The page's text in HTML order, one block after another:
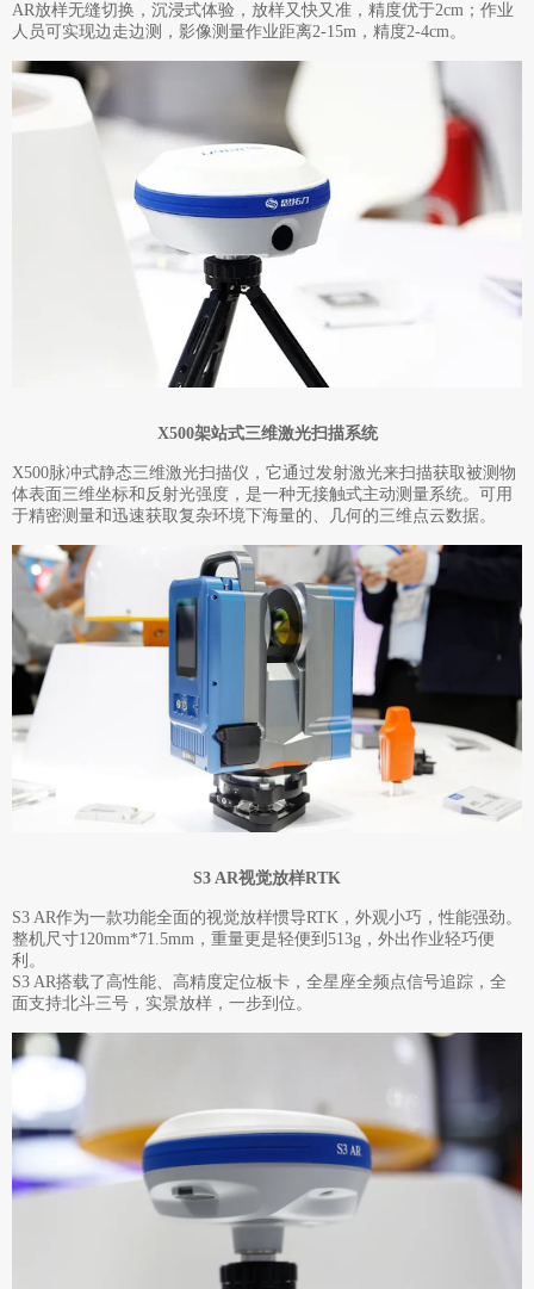
AR放样无缝切换，沉浸式体验，放样又快又准，精度优于2cm；作业
人员可实现边走边测，影像测量作业距离2-15m，精度2-4cm。
X500架站式三维激光扫描系统
X500脉冲式静态三维激光扫描仪，它通过发射激光来扫描获取被测物
体表面三维坐标和反射光强度，是一种无接触式主动测量系统。可用
于精密测量和迅速获取复杂环境下海量的、几何的三维点云数据。
S3 AR视觉放样RTK
S3 AR作为一款功能全面的视觉放样惯导RTK，外观小巧，性能强劲。
整机尺寸120mm*71.5mm，重量更是轻便到513g，外出作业轻巧便
利。
S3 AR搭载了高性能、高精度定位板卡，全星座全频点信号追踪，全
面支持北斗三号，实景放样，一步到位。